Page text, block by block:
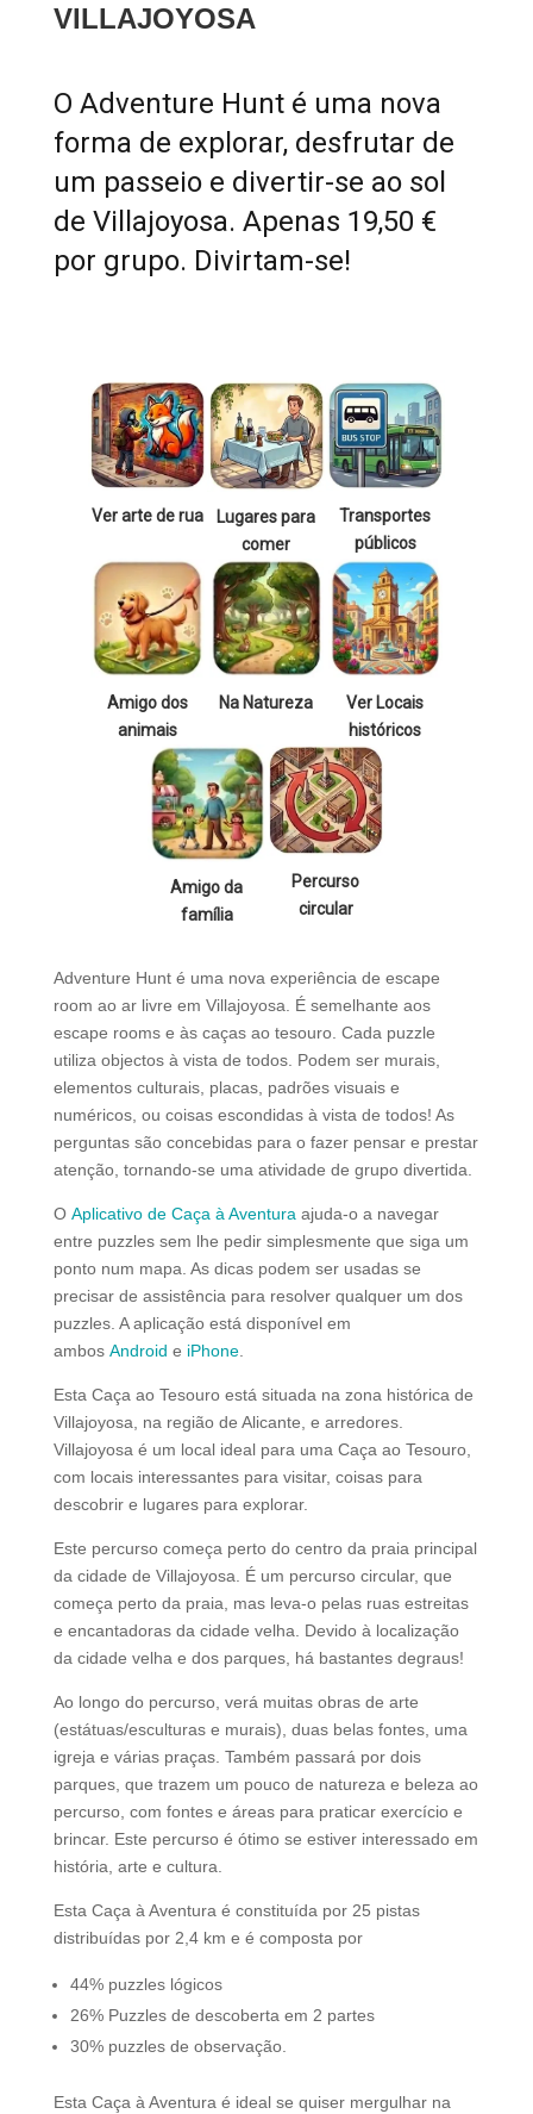
VILLAJOYOSA
O Adventure Hunt é uma nova
forma de explorar, desfrutar de
um passeio e divertir-se ao sol
de Villajoyosa. Apenas 19,50 €
por grupo. Divirtam-se!
Ver arte de rua
Lugares para
comer
Transportes
públicos
Amigo dos
animais
Na Natureza
Ver Locais
históricos
Amigo da
família
Percurso
circular
Adventure Hunt é uma nova experiência de escape
room ao ar livre em Villajoyosa. É semelhante aos
escape rooms e às caças ao tesouro. Cada puzzle
utiliza objectos à vista de todos. Podem ser murais,
elementos culturais, placas, padrões visuais e
numéricos, ou coisas escondidas à vista de todos! As
perguntas são concebidas para o fazer pensar e prestar
atenção, tornando-se uma atividade de grupo divertida.
OAplicativo de Caça à Aventura ajuda-o a navegar
entre puzzles sem lhe pedir simplesmente que siga um
ponto num mapa. As dicas podem ser usadas se
precisar de assistência para resolver qualquer um dos
puzzles. A aplicação está disponível em
ambos Android e iPhone.
Esta Caça ao Tesouro está situada na zona histórica de
Villajoyosa, na região de Alicante, e arredores.
Villajoyosa é um local ideal para uma Caça ao Tesouro,
com locais interessantes para visitar, coisas para
descobrir e lugares para explorar.
Este percurso começa perto do centro da praia principal
da cidade de Villajoyosa. É um percurso circular, que
começa perto da praia, mas leva-o pelas ruas estreitas
e encantadoras da cidade velha. Devido à localização
da cidade velha e dos parques, há bastantes degraus!
Ao longo do percurso, verá muitas obras de arte
(estátuas/esculturas e murais), duas belas fontes, uma
igreja e várias praças. Também passará por dois
parques, que trazem um pouco de natureza e beleza ao
percurso, com fontes e áreas para praticar exercício e
brincar. Este percurso é ótimo se estiver interessado em
história, arte e cultura.
Esta Caça à Aventura é constituída por 25 pistas
distribuídas por 2,4 km e é composta por
44% puzzles lógicos
26% Puzzles de descoberta em 2 partes
30% puzzles de observação.
Esta Caça à Aventura é ideal se quiser mergulhar na